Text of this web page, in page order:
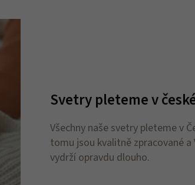
Svetry pleteme v
Všechny naše svetry pleteme v
tomu jsou kvalitně zpracované
vydrží opravdu dlouho.